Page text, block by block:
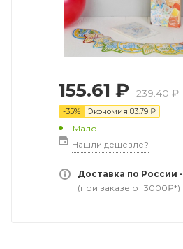
155.61 ₽ 239.40₽
-35% Экономия 83.79 ₽
Мало
Нашли дешевле?
Доставка по России -
(при заказе от 3000₽*)